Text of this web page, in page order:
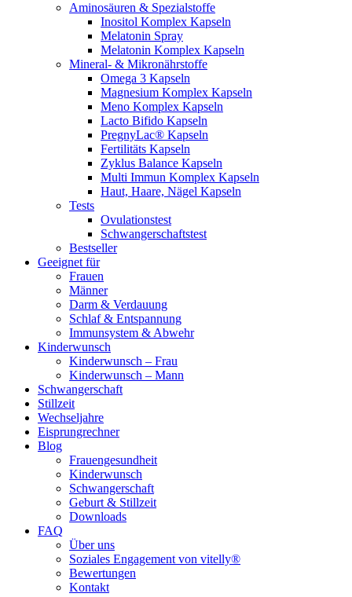
Aminosäuren & Spezialstoffe
Inositol Komplex Kapseln
Melatonin Spray
Melatonin Komplex Kapseln
Mineral- & Mikronährstoffe
Omega 3 Kapseln
Magnesium Komplex Kapseln
Meno Komplex Kapseln
Lacto Bifido Kapseln
PregnyLac® Kapseln
Fertilitäts Kapseln
Zyklus Balance Kapseln
Multi Immun Komplex Kapseln
Haut, Haare, Nägel Kapseln
Tests
Ovulationstest
Schwangerschaftstest
Bestseller
Geeignet für
Frauen
Männer
Darm & Verdauung
Schlaf & Entspannung
Immunsystem & Abwehr
Kinderwunsch
Kinderwunsch – Frau
Kinderwunsch – Mann
Schwangerschaft
Stillzeit
Wechseljahre
Eisprungrechner
Blog
Frauengesundheit
Kinderwunsch
Schwangerschaft
Geburt & Stillzeit
Downloads
FAQ
Über uns
Soziales Engagement von vitelly®
Bewertungen
Kontakt